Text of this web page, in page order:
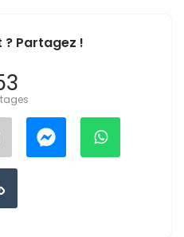
Partagez !